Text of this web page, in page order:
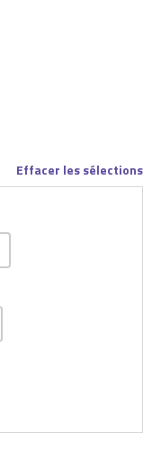
Effacer les sélections